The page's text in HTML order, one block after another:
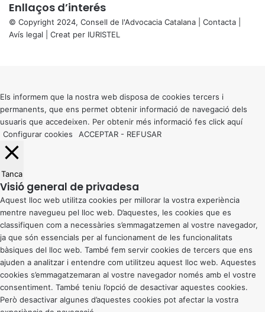
Enllaços d’interés
© Copyright 2024, Consell de l'Advocacia Catalana | Contacta
Avís legal | Creat per IURISTEL
button
Els informem que la nostra web disposa de cookies tercers i
permanents, que ens permet obtenir informació de navegació dels
usuaris que accedeixen. Per obtenir més informació fes click aquí
Configurar cookies
ACCEPTAR - REFUSAR
Tanca
Visió general de privadesa
Aquest lloc web utilitza cookies per millorar la vostra experiència
mentre navegueu pel lloc web. D’aquestes, les cookies que es
classifiquen com a necessàries s’emmagatzemen al vostre navegador,
ja que són essencials per al funcionament de les funcionalitats
bàsiques del lloc web. També fem servir cookies de tercers que ens
ajuden a analitzar i entendre com utilitzeu aquest lloc web. Aquestes
cookies s’emmagatzemaran al vostre navegador només amb el vostre
consentiment. També teniu l’opció de desactivar aquestes cookies.
Però desactivar algunes d’aquestes cookies pot afectar la vostra